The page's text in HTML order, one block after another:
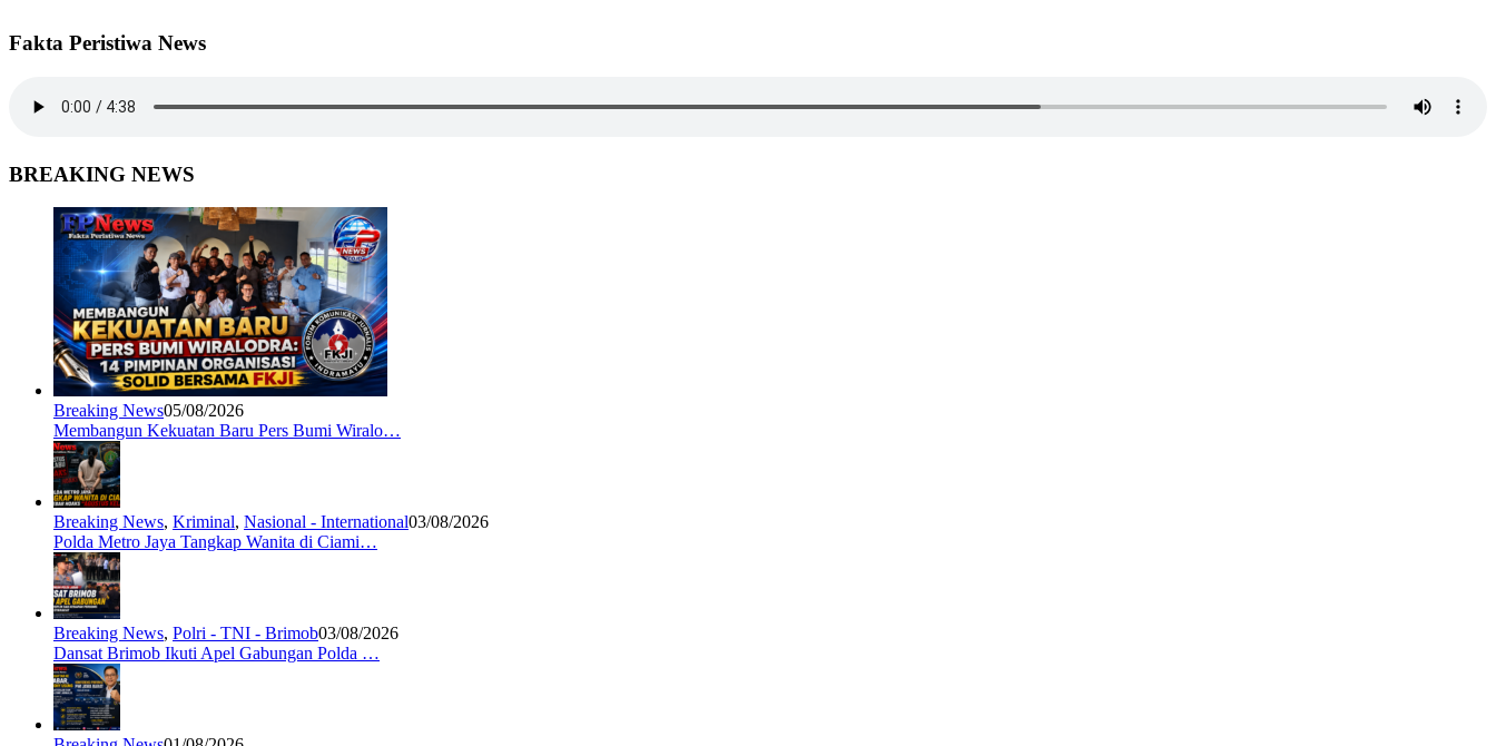
Fakta Peristiwa News
BREAKING NEWS
Breaking News05/08/2026
Membangun Kekuatan Baru Pers Bumi Wiralo…
Breaking News, Kriminal, Nasional - International03/08/2026
Polda Metro Jaya Tangkap Wanita di Ciami…
Breaking News, Polri - TNI - Brimob03/08/2026
Dansat Brimob Ikuti Apel Gabungan Polda …